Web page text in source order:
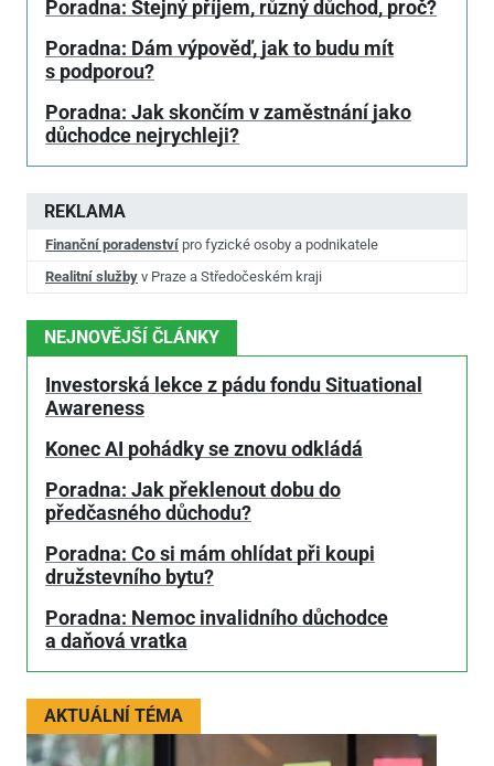
REKLAMA
Finanční poradenství pro fyzické osoby a podnikatele
Realitní služby v Praze a Středočeském kraji
NEJNOVĚJŠÍ ČLÁNKY
Investorská lekce z pádu fondu Situational
Awareness
Konec AI pohádky se znovu odkládá
Poradna: Jak překlenout dobu do
předčasného důchodu?
Poradna: Co si mám ohlídat při koupi
družstevního bytu?
Poradna: Nemoc invalidního důchodce
a daňová vratka
AKTUÁLNÍ TÉMA
Poradna: Stejný příjem, různý důchod, proč?
Poradna: Dám výpověď, jak to budu mít
s podporou?
Poradna: Jak skončím v zaměstnání jako
důchodce nejrychleji?